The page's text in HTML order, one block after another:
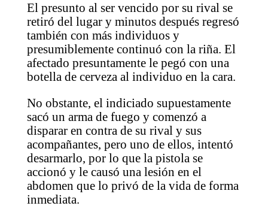
El presunto al ser vencido por su rival se
retiró del lugar y minutos después regresó
también con más individuos y
presumiblemente continuó con la riña. El
afectado presuntamente le pegó con una
botella de cerveza al individuo en la cara.
No obstante, el indiciado supuestamente
sacó un arma de fuego y comenzó a
disparar en contra de su rival y sus
acompañantes, pero uno de ellos, intentó
desarmarlo, por lo que la pistola se
accionó y le causó una lesión en el
abdomen que lo privó de la vida de forma
inmediata.